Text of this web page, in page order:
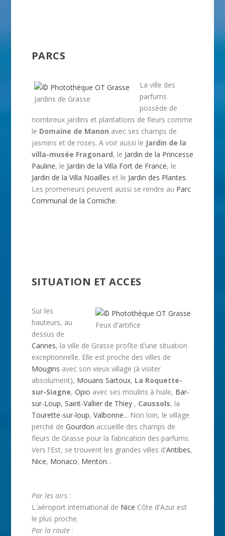
PARCS
Jardins de Grasse
La ville des
parfums
possède de
nombreux jardins et plantations de fleurs comme
le Domaine de Manon avec ses champs de
jasmins et de roses. A voir aussi le Jardin de la
villa-musée Fragonard, le Jardin de la Princesse
Pauline, le Jardin de la Villa Fort de France, le
Jardin de la Villa Noailles et le Jardin des Plantes.
Les promeneurs peuvent aussi se rendre au Parc
Communal de la Corniche.
SITUATION ET ACCES
Feux d'artifice
Sur les
hauteurs, au
dessus de
Cannes, la ville de Grasse profite d'une situation
exceptionnelle. Elle est proche des villes de
Mougins avec son vieux village (à visiter
absolument), Mouans Sartoux, La Roquette-
sur-Siagne, Opio avec ses moulins à huile, Bar-
sur-Loup, Saint-Vallier de Thiey, Caussols, la
Tourette-sur-loup, Valbonne... Non loin, le village
perché de Gourdon accueille des champs de
fleurs de Grasse pour la fabrication des parfums.
Vers l'Est, se trouvent les grandes villes d'Antibes,
Nice, Monaco, Menton...
Par les airs:
L'aéroport international de Nice Côte d'Azur est
le plus proche.
Par la route: